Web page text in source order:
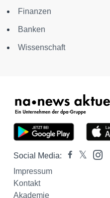
Finanzen
Banken
Wissenschaft
Social Media:
Impressum
Kontakt
Akademie